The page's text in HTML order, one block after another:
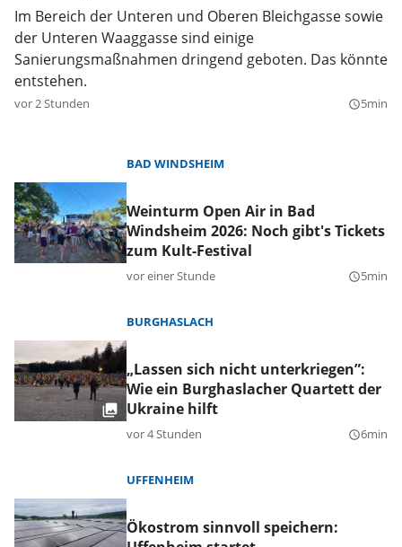
Im Bereich der Unteren und Oberen Bleichgasse sowie
der Unteren Waaggasse sind einige
Sanierungsmaßnahmen dringend geboten. Das könnte
entstehen.
vor 2 Stunden query_builder5min
BAD WINDSHEIM
Weinturm Open Air in Bad
Windsheim 2026: Noch gibt's Tickets
zum Kult-Festival
vor einer Stunde query_builder5min
BURGHASLACH
„Lassen sich nicht unterkriegen”:
Wie ein Burghaslacher Quartett der
Ukraine hilft
vor 4 Stunden query_builder6min
UFFENHEIM
Ökostrom sinnvoll speichern: